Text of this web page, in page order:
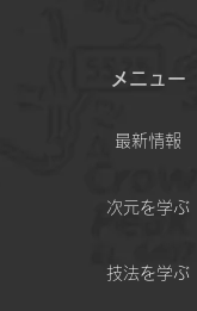
メニュー
最新情報
次元を学ぶ
技法を学ぶ